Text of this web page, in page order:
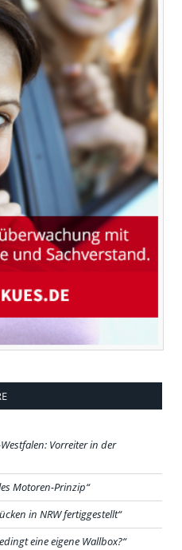
Vorreiter in der
Motoren-Prinzip
in NRW fertiggestellt
eine eigene Wallbox?